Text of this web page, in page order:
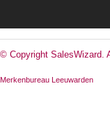
© Copyright SalesWizard.
Merkenbureau Leeuwarden